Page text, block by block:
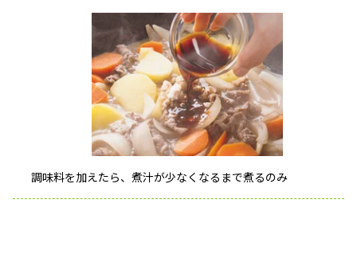
調味料を加えたら、煮汁が少なくなるまで煮るのみ